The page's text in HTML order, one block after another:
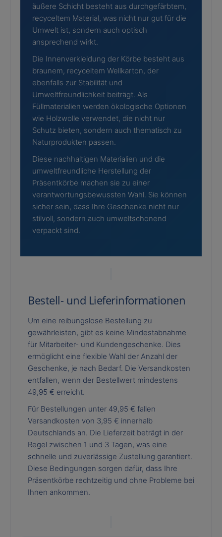
äußere Schicht besteht aus durchgefärbtem,
recyceltem Material, was nicht nur gut für die
Umwelt ist, sondern auch optisch
ansprechend wirkt.
Die Innenverkleidung der Körbe besteht aus
braunem, recyceltem Wellkarton, der
ebenfalls zur Stabilität und
Umweltfreundlichkeit beiträgt. Als
Füllmaterialien werden ökologische Optionen
wie Holzwolle verwendet, die nicht nur
Schutz bieten, sondern auch thematisch zu
Naturprodukten passen.
Diese nachhaltigen Materialien und die
umweltfreundliche Herstellung der
Präsentkörbe machen sie zu einer
verantwortungsbewussten Wahl. Sie können
sicher sein, dass Ihre Geschenke nicht nur
stilvoll, sondern auch umweltschonend
verpackt sind.
Bestell- und Lieferinformationen
Um eine reibungslose Bestellung zu
gewährleisten, gibt es keine Mindestabnahme
für Mitarbeiter- und Kundengeschenke. Dies
ermöglicht eine flexible Wahl der Anzahl der
Geschenke, je nach Bedarf. Die Versandkosten
entfallen, wenn der Bestellwert mindestens
49,95 € erreicht.
Für Bestellungen unter 49,95 € fallen
Versandkosten von 3,95 € innerhalb
Deutschlands an. Die Lieferzeit beträgt in der
Regel zwischen 1 und 3 Tagen, was eine
schnelle und zuverlässige Zustellung garantiert.
Diese Bedingungen sorgen dafür, dass Ihre
Präsentkörbe rechtzeitig und ohne Probleme bei
Ihnen ankommen.